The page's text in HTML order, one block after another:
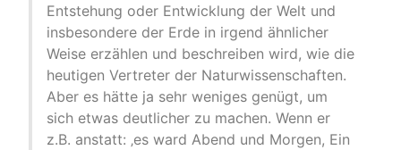
Entstehung oder Entwicklung der Welt und
insbesondere der Erde in irgend ähnlicher
Weise erzählen und beschreiben wird, wie die
heutigen Vertreter der Naturwissenschaften.
Aber es hätte ja sehr weniges genügt, um
sich etwas deutlicher zu machen. Wenn er
z.B. anstatt: ‚es ward Abend und Morgen, Ein